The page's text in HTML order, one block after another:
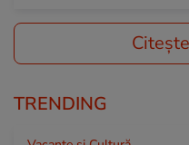
TRENDING